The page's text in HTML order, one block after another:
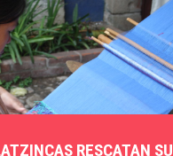
RESCATAN SU